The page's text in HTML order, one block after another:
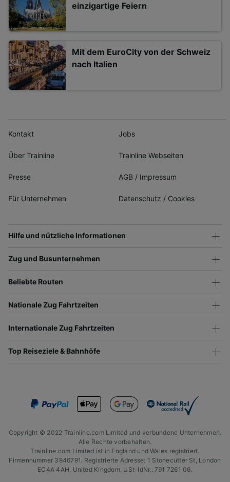
einzigartige Feiern
Mit dem EuroCity von der Schweiz
nach Italien
Kontakt
Über Trainline
Presse
Für Unternehmen
Jobs
Trainline Webseiten
AGB / Impressum
Datenschutz / Cookies
Hilfe und nützliche Informationen
Zug und Busunternehmen
Beliebte Routen
Nationale Zug Fahrtzeiten
Internationale Zug Fahrtzeiten
Top Reiseziele & Bahnhöfe
Copyright © 2022 Trainline.com Limited und verbundene Unternehmen.
Alle Rechte vorbehalten.
Trainline.com Limited ist in England und Wales registriert.
Firmennummer 3846791. Registrierte Adresse: 1 Stonecutter St, London
EC4A 4AH, United Kingdom. USt-IdNr.: 791 7261 06.